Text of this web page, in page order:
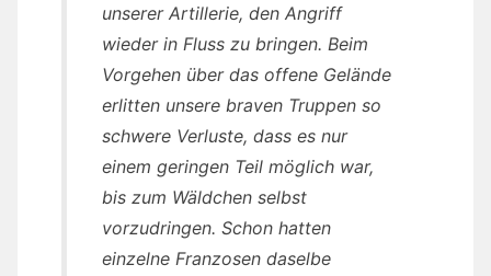
unserer Artillerie, den Angriff
wieder in Fluss zu bringen. Beim
Vorgehen über das offene Gelände
erlitten unsere braven Truppen so
schwere Verluste, dass es nur
einem geringen Teil möglich war,
bis zum Wäldchen selbst
vorzudringen. Schon hatten
einzelne Franzosen daselbe